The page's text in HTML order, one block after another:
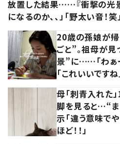
放置した結果……『衝撃の光
になるのか、、」「野太い音！笑」
20歳の孫娘が
ごと”。祖母が
景”に……「わぁ
「これいいですね
母「刺青入れた」
脚を見ると…“
示「違う意味でや
ほど！！」